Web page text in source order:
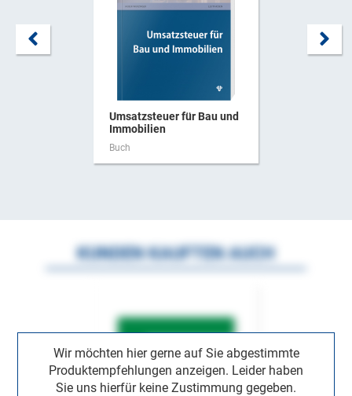
Umsatzsteuer für Bau und
Immobilien
Buch
Wir möchten hier gerne auf Sie abgestimmte
Produktempfehlungen anzeigen. Leider haben
Sie uns hierfür keine Zustimmung gegeben.
KUNDEN KAUFTEN AUCH